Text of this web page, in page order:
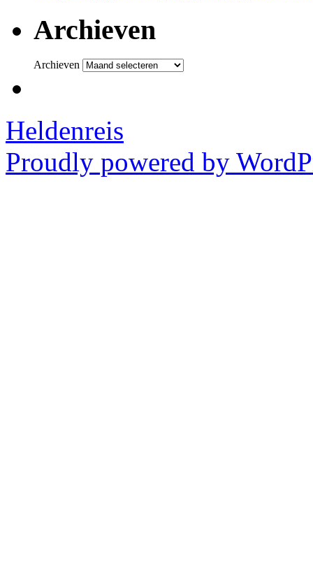
Archieven
Archieven
Heldenreis
Proudly powered by